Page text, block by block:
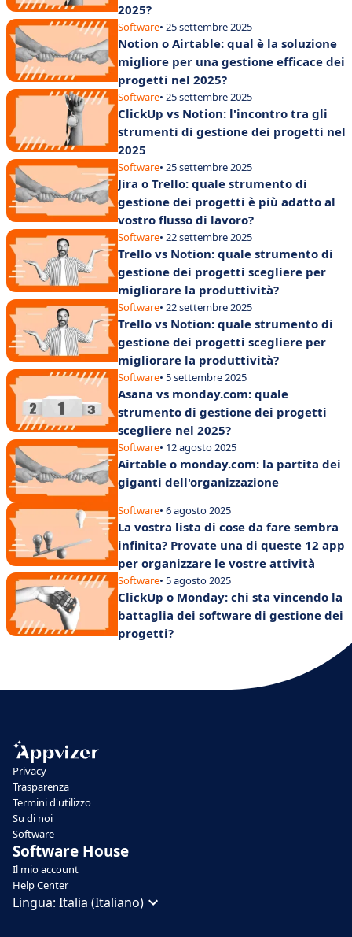
2025?
Software• 25 settembre 2025
Notion o Airtable: qual è la soluzione
migliore per una gestione efficace dei
progetti nel 2025?
Software• 25 settembre 2025
ClickUp vs Notion: l'incontro tra gli
strumenti di gestione dei progetti nel
2025
Software• 25 settembre 2025
Jira o Trello: quale strumento di
gestione dei progetti è più adatto al
vostro flusso di lavoro?
Software• 22 settembre 2025
Trello vs Notion: quale strumento di
gestione dei progetti scegliere per
migliorare la produttività?
Software• 22 settembre 2025
Trello vs Notion: quale strumento di
gestione dei progetti scegliere per
migliorare la produttività?
Software• 5 settembre 2025
Asana vs monday.com: quale
strumento di gestione dei progetti
scegliere nel 2025?
Software• 12 agosto 2025
Airtable o monday.com: la partita dei
giganti dell'organizzazione
Software• 6 agosto 2025
La vostra lista di cose da fare sembra
infinita? Provate una di queste 12 app
per organizzare le vostre attività
Software• 5 agosto 2025
ClickUp o Monday: chi sta vincendo la
battaglia dei software di gestione dei
progetti?
Privacy
Trasparenza
Termini d'utilizzo
Su di noi
Software
Software House
Il mio account
Help Center
Lingua: Italia (Italiano)